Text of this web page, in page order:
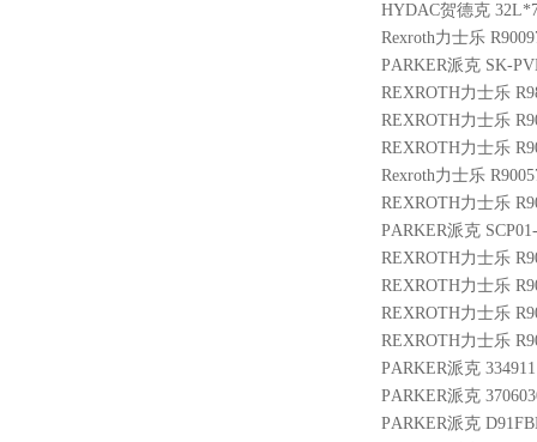
HYDAC贺德克
Rexroth力士乐
PARKER派克 SK-
REXROTH力士乐
REXROTH力士乐
REXROTH力士乐
Rexroth力士乐
REXROTH力士乐
PARKER派克
REXROTH力士乐
REXROTH力士乐
REXROTH力士乐
REXROTH力士乐
PARKER派克
PARKER派克
PARKER派克